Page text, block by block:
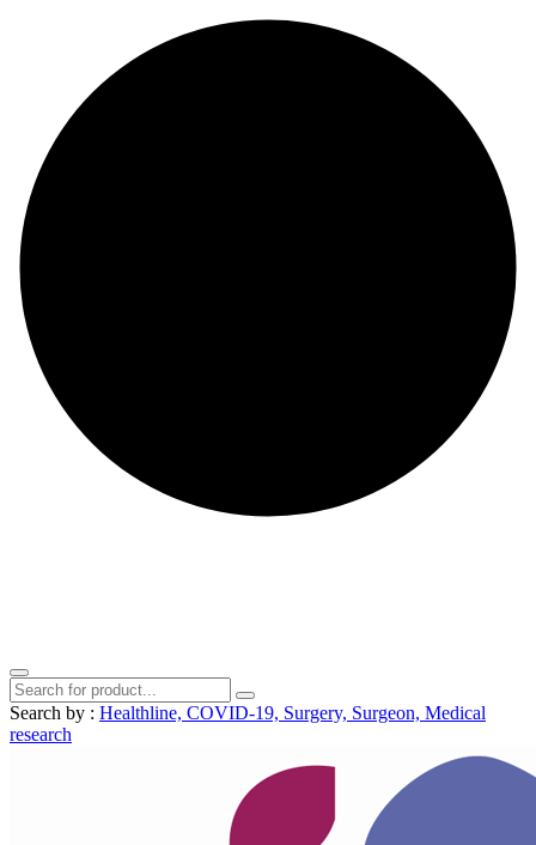
Search by : Healthline, COVID-19, Surgery, Surgeon, Medical
research